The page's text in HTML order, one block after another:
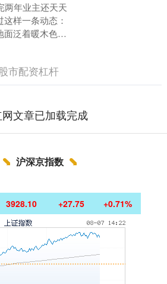
两年业主还天天
样一条动态：
面泛着暖木色的
哈欠，配文只
股市配资杠杆
文章已加载完成
沪深京指数
3928.10 +27.75 +0.71%